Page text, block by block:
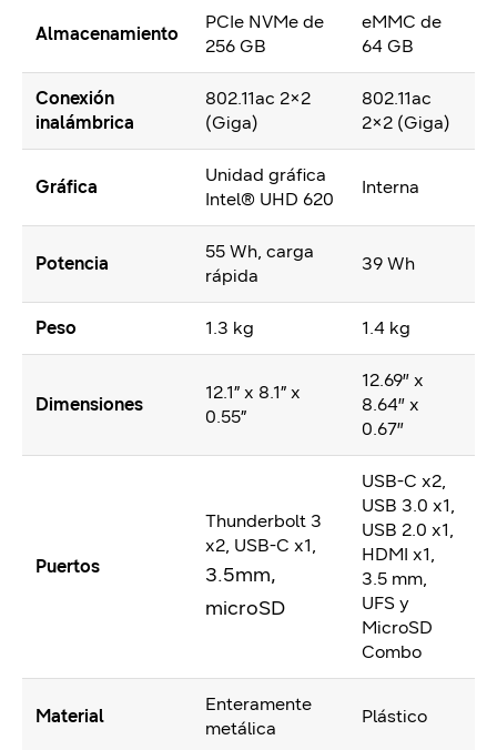
Almacenamiento
PCIe NVMe de
256 GB
eMMC de
64 GB
Conexión
inalámbrica
802.11ac 2×2
(Giga)
802.11ac
2×2 (Giga)
Gráfica
Unidad gráfica
Intel® UHD 620
Interna
Potencia
55 Wh, carga
rápida
39 Wh
Peso 1.3 kg 1.4 kg
Dimensiones
12.1” x 8.1” x
0.55”
12.69″ x
8.64″ x
0.67″
Puertos
Thunderbolt 3
x2, USB-C x1,
3.5mm,
microSD
USB-C x2,
USB 3.0 x1,
USB 2.0 x1,
HDMI x1,
3.5 mm,
UFS y
MicroSD
Combo
Material
Enteramente
metálica
Plástico